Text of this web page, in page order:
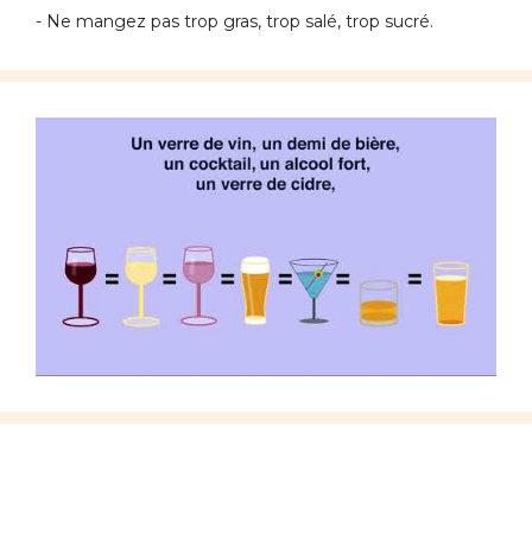
- Ne mangez pas trop gras, trop salé, trop sucré.